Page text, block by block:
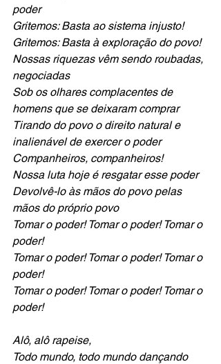
poder
Gritemos: Basta ao sistema injusto!
Gritemos: Basta à exploração do povo!
Nossas riquezas vêm sendo roubadas,
negociadas
Sob os olhares complacentes de
homens que se deixaram comprar
Tirando do povo o direito natural e
inalienável de exercer o poder
Companheiros, companheiros!
Nossa luta hoje é resgatar esse poder
Devolvê-lo às mãos do povo pelas
mãos do próprio povo
Tomar o poder! Tomar o poder! Tomar o
poder!
Tomar o poder! Tomar o poder! Tomar o
poder!
Tomar o poder! Tomar o poder! Tomar o
poder!
Alô, alô rapeise,
Todo mundo, todo mundo dançando